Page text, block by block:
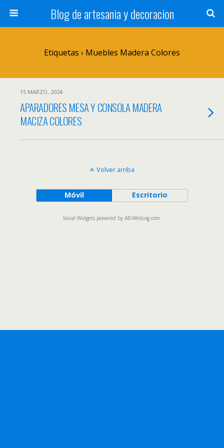
Blog de artesania y decoracion
Etiquetas › Muebles Madera Colores
15 MARZO, 2024
APARADORES MESA Y CONSOLA MADERA
MACIZA COLORES
Volver arriba
Móvil Escritorio
Social Widgets powered by AB-WebLog.com.